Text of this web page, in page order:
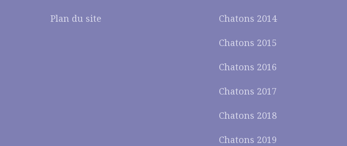
Plan du site Chatons 2014
Chatons 2015
Chatons 2016
Chatons 2017
Chatons 2018
Chatons 2019